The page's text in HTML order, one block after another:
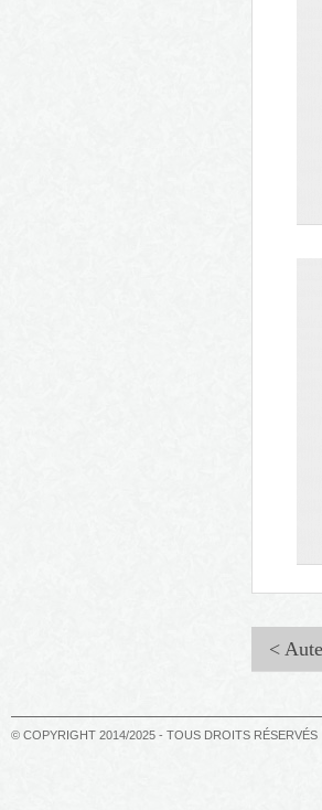
<
© COPYRIGHT 2014/2025 - TOUS DROITS RÉSERVÉS